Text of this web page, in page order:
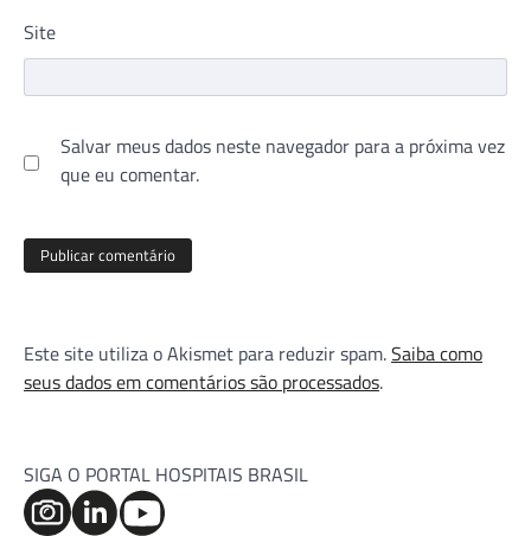
Site
Salvar meus dados neste navegador para a próxima vez
que eu comentar.
Este site utiliza o Akismet para reduzir spam.Saiba como
seus dados em comentários são processados.
SIGA O PORTAL HOSPITAIS BRASIL